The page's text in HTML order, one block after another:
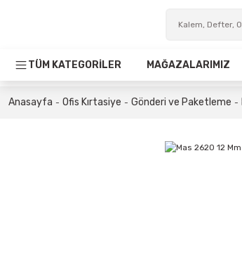
TÜM KATEGORİLER MAĞAZALARIMIZ
Anasayfa Ofis Kırtasiye Gönderi ve Paketleme